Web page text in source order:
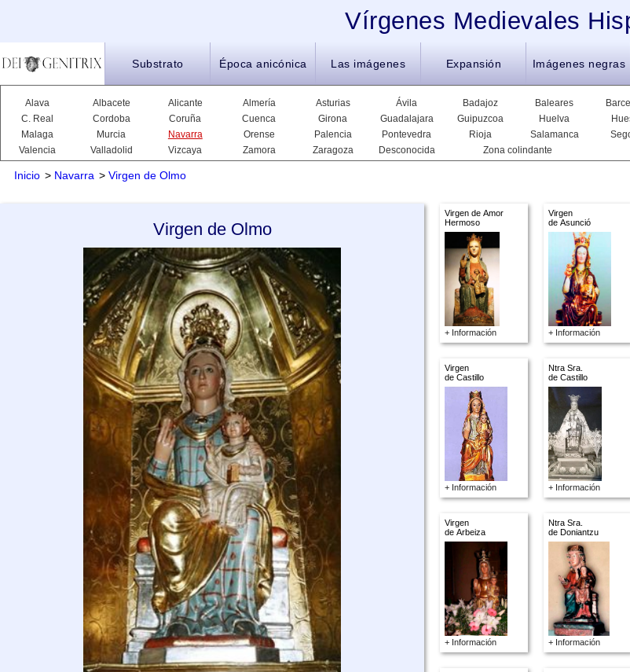
Vírgenes Medievales
Substrato Época anicónica Las imágenes Expansión Imágenes negras
Alava Albacete Alicante Almería Asturias Ávila Badajoz Baleares
C. Real
Cordoba Coruña Cuenca Girona Guadalajara Guipuzcoa Huelva
Malaga
Murcia Navarra Orense Palencia Pontevedra Rioja Salamanca
Valencia
Valladolid Vizcaya Zamora Zaragoza Desconocida Zona colindante
Inicio > Navarra > Virgen de Olmo
Virgen de Olmo
Virgen de Amor
Hermoso
+ Información
Virgen
de Asunció
+ Información
Virgen
de Castillo
+ Información
Ntra Sra.
de Castillo
+ Información
Virgen
de Arbeiza
+ Información
Ntra Sra.
de Doniantzu
+ Información